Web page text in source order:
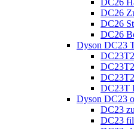
DC26
DC26
DC26
DC26
Dyson DC23
DC23T
Dyson DC23
DC23
DC23